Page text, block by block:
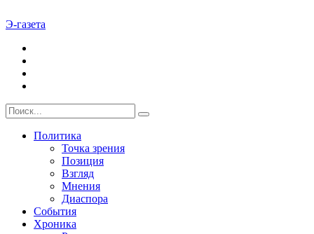
Э-газета
Политика
Точка зрения
Позиция
Взгляд
Мнения
Диаспора
События
Хроника